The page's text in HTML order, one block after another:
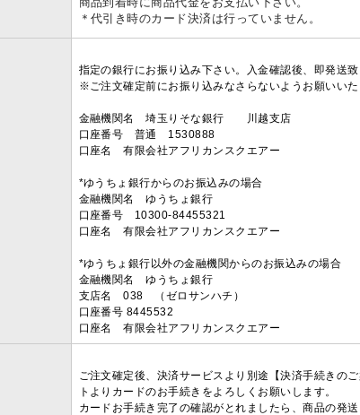
＊代引き時のカード決済は行っていません。
指定の銀行にお振り込み下さい。入金確認後、即発送致
※ご注文確定前にお振り込みなさらないようお願いいた
金融機関名 埼玉りそな銀行 川越支店
口座番号 普通 1530888
口座名 有限会社アフリカンスクエアー
*ゆうちょ銀行からのお振込みの場合
金融機関名 ゆうちょ銀行
口座番号 10300-84455321
口座名 有限会社アフリカンスクエアー
*ゆうちょ銀行以外の金融機関からのお振込みの場合
金融機関名 ゆうちょ銀行
支店名 038 （ゼロサンハチ）
口座番号 8445532
口座名 有限会社アフリカンスクエアー
ご注文確定後、決済サービスより別途【決済手続きの
トよりカードのお手続きをよろしくお願いします。
カードお手続き完了の確認がとれましたら、商品の発送